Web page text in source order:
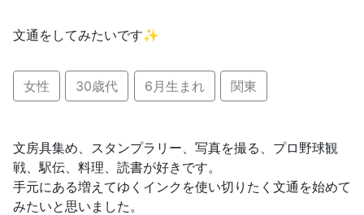
文通をしてみたいです✨
女性 30歳代 6月生まれ 関東
文房具集め、スタンプラリー、写真を撮る、プロ野球観
戦、駅伝、料理、読書が好きです。
手元にある増えてゆくインクを使い切りたく文通を始めて
みたいと思いました。